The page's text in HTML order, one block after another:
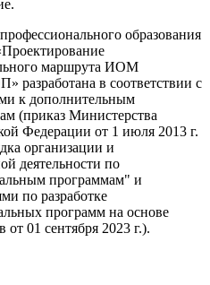
образования
маршрута ИОМ
разработана в соответствии с
к дополнительным
(приказ Министерства
Федерации от 1 июля 2013 г.
организации и
деятельности по
программам" и
по разработке
программ на основе
01 сентября 2023 г.).